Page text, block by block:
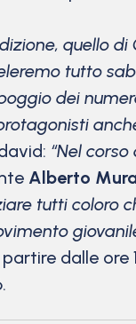
quello di
tutto
dei
“Nel
Alberto
tutti coloro
dalle ore